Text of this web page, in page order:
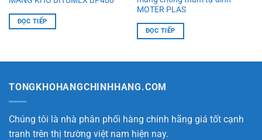
ĐỌC TIẾP
MOTER PLAS
ĐỌC TIẾP
TONGKHOHANGCHINHHANG.COM
Chúng tôi là nhà phân phối hàng chính hãng giá tốt cạnh
tranh trên thị trường việt nam hiện nay.